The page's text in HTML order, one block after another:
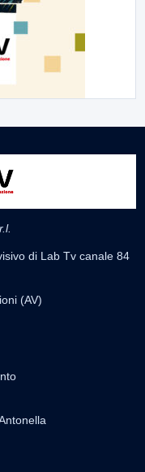
di Lab Tv canale 84
(AV)